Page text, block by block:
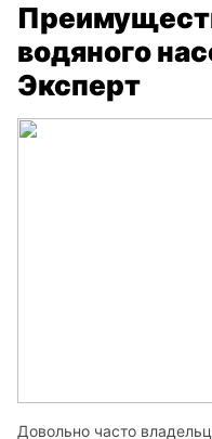
водяного
Эксперт
Довольно часто